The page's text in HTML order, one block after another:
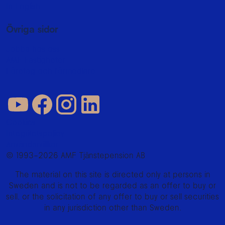
Övriga sidor
© 1993–2026 AMF Tjänstepension AB
The material on this site is directed only at persons in
Sweden and is not to be regarded as an offer to buy or
sell, or the solicitation of any offer to buy or sell securities
in any jurisdiction other than Sweden.